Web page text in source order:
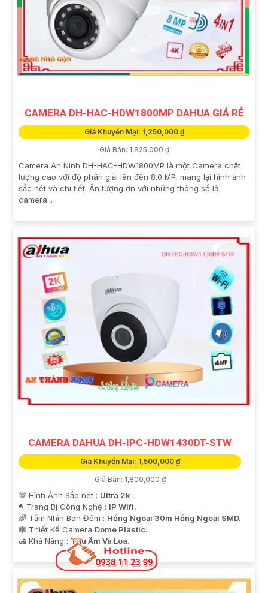
CAMERA DH-HAC-HDW1800MP DAHUA GIÁ RẺ
Giá Khuyến Mại: 1,250,000 ₫
Giá Bán: 1,825,000 ₫
Camera An Ninh DH-HAC-HDW1800MP là một Camera chất
lượng cao với độ phân giải lên đến 8.0 MP, mang lại hình ảnh
sắc nét và chi tiết. Ấn tượng ơn với những thông số là
camera...
CAMERA DAHUA DH-IPC-HDW1430DT-STW
Giá Khuyến Mại: 1,500,000 ₫
Giá Bán: 1,800,000 ₫
💯 Hình Ảnh Sắc nét : Ultra 2k .
®️ Trang Bị Công Nghệ : IP Wifi.
🌈 Tầm Nhìn Ban Đêm : Hồng Ngoại 30m Hồng Ngoại SMD.
🕸️ Thiết Kế Camera Dome Plastic.
️🛃 Khả Năng : Thu Âm Và Loa.